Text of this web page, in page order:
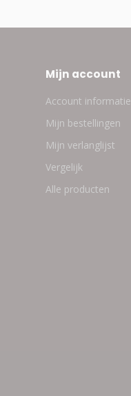
Mijn account
Account informatie
Mijn bestellingen
Mijn verlanglijst
Vergelijk
Alle producten